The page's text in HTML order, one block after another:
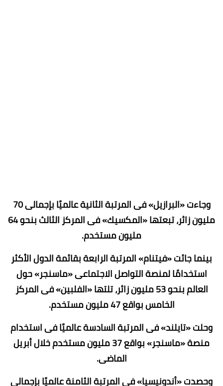
وجاءت «البرازيل» فى المرتبة الثانية عالميًا بإجمالى 70
مليون زائر، تبعتها «المكسيك» فى المركز الثالث بنحو 64
مليون مستخدم.
بينما جائت «فيتنام» المرتبة الرابعة بقائمة الدول الأكثر
استخدامًا لمنصة التواصل الاجتماعى «ماسنجر» حول
العالم بنحو 53 مليون زائر، تلتها «الفلبين» فى المركز
الخامس بواقع 47 مليون مستخدم.
وحلت «تايلند» فى المرتبة السادسة عالميًا فى استخدام
منصة «ماسنجر» بواقع 37 مليون مستخدم خلال أبريل
الماضى.
وحصدت «أندونيسيا» فى المرتبة الثامنة عالميًا بإجمالى